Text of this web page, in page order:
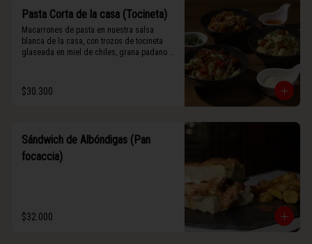
Pasta Corta de la casa (Tocineta)
Macarrones de pasta en nuestra salsa
blanca de la casa, con trozos de tocineta
glaseada en miel de chiles, grana padano y
$30.300
Sándwich de Albóndigas (Pan
focaccia)
$32.000